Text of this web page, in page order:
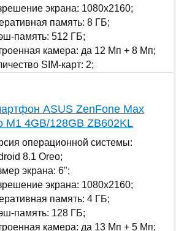
экрана: 1080x2160;
память: 8 ГБ;
память: 512 ГБ;
камера: да 12 Мп + 8 Мп;
SIM-карт: 2;
ASUS ZenFone Max
M1 4GB/128GB ZB602KL
операционной системы:
8.1 Oreo;
экрана: 6";
экрана: 1080x2160;
память: 4 ГБ;
память: 128 ГБ;
камера: да 13 Мп + 5 Мп;